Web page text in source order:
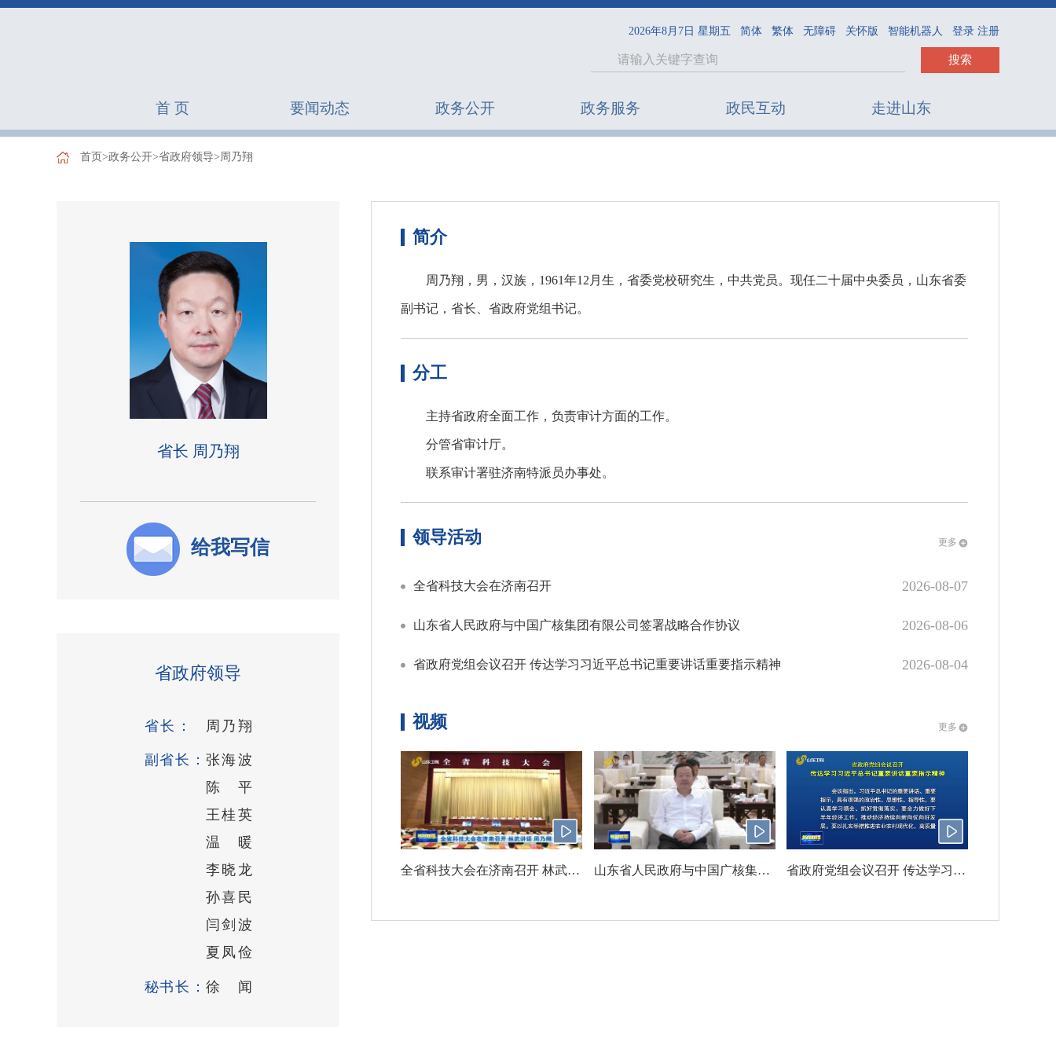
2026年8月7日 星期五 简体 繁体 无障碍 关怀版 智能机器人 登录 注册
搜索
首 页 要闻动态 政务公开 政务服务 政民互动 走进山东
首页 >政务公开>省政府领导>周乃翔
省长 周乃翔
给我写信
省政府领导
省长： 周乃翔
副省长： 张海波
陈 平
王桂英
温 暖
李晓龙
孙喜民
闫剑波
夏凤俭
秘书长： 徐 闻
简介
周乃翔，男，汉族，1961年12月生，省委党校研究生，中共党员。现任二十届中央委员，山东省委
副书记，省长、省政府党组书记。
分工
主持省政府全面工作，负责审计方面的工作。
分管省审计厅。
联系审计署驻济南特派员办事处。
领导活动 更多
全省科技大会在济南召开 2026-08-07
山东省人民政府与中国广核集团有限公司签署战略合作协议 2026-08-06
省政府党组会议召开 传达学习习近平总书记重要讲话重要指示精神 2026-08-04
视频 更多
全省科技大会在济南召开 林武讲话 周乃翔主持 山东省人民政府与中国广核集团有限公司签署战略合作协议 周乃翔出席 省政府党组会议召开 传达学习习近平总书记重要讲话重要指示精神